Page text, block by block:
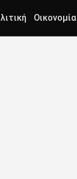
Οικονομία